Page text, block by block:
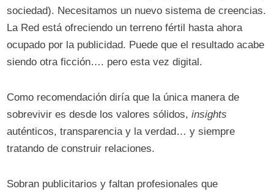
sociedad). Necesitamos un nuevo sistema de creencias.
La Red está ofreciendo un terreno fértil hasta ahora
ocupado por la publicidad. Puede que el resultado acabe
siendo otra ficción…. pero esta vez digital.
Como recomendación diría que la única manera de
sobrevivir es desde los valores sólidos,insights
auténticos, transparencia y la verdad… y siempre
tratando de construir relaciones.
Sobran publicitarios y faltan profesionales que